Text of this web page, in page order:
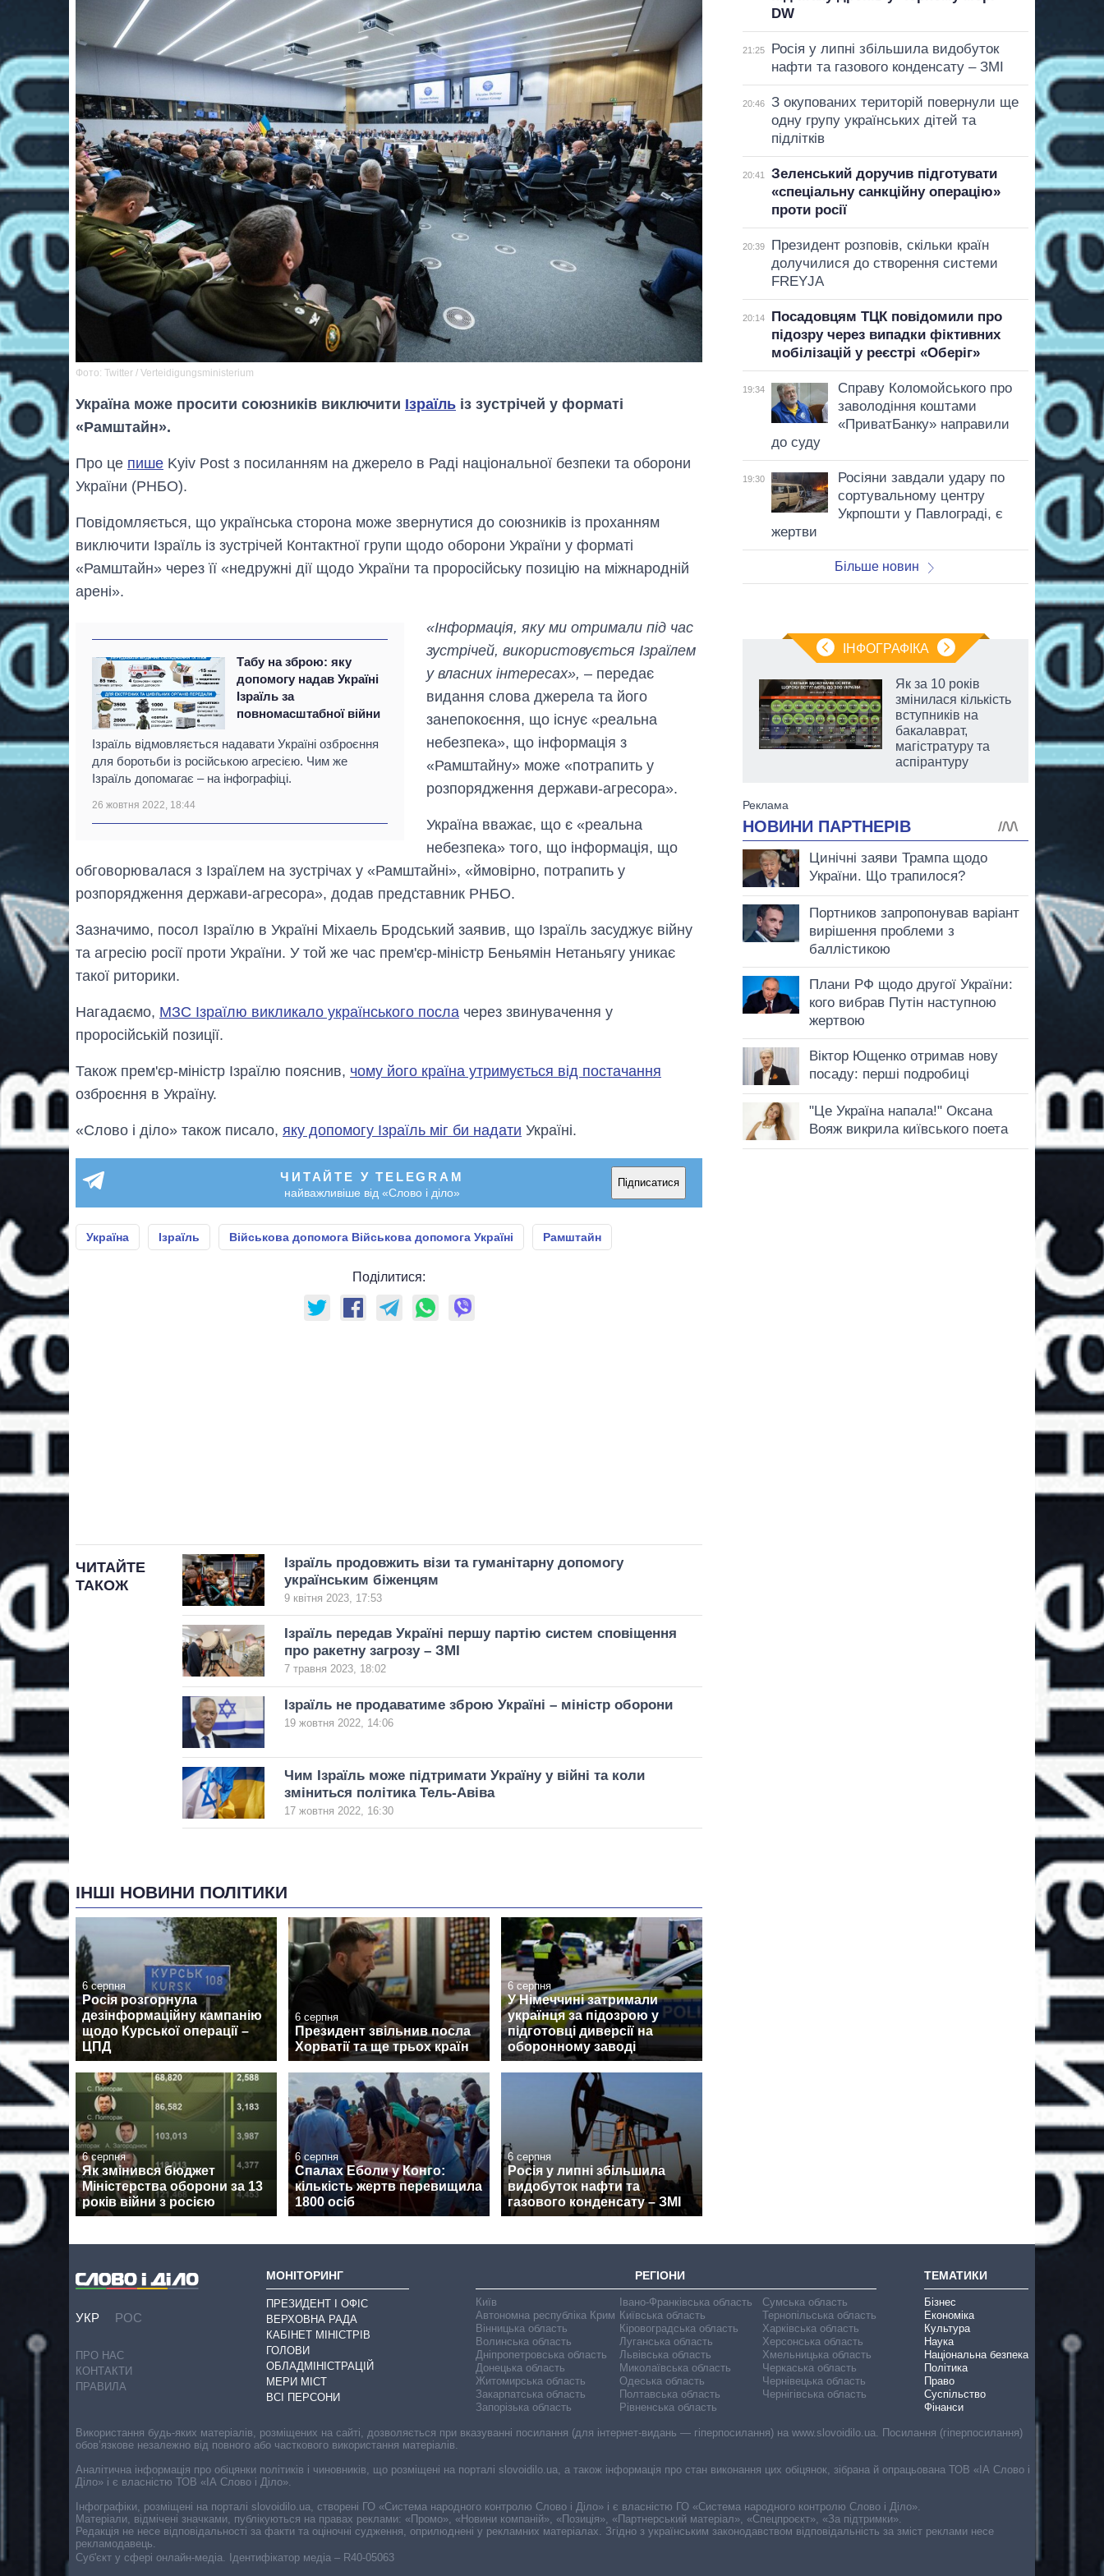
Фото: Twitter / Verteidigungsministerium
Україна може просити союзників виключити Ізраїль із зустрічей у форматі
«Рамштайн».
Про це пише Kyiv Post з посиланням на джерело в Раді національної безпеки та оборони
України (РНБО).
Повідомляється, що українська сторона може звернутися до союзників із проханням
виключити Ізраїль із зустрічей Контактної групи щодо оборони України у форматі
«Рамштайн» через її «недружні дії щодо України та проросійську позицію на міжнародній
арені».
Табу на зброю: яку
допомогу надав Україні
Ізраїль за
повномасштабної війни
Ізраїль відмовляється надавати Україні озброєння
для боротьби із російською агресією. Чим же
Ізраїль допомагає – на інфографіці.
26 жовтня 2022, 18:44
«Інформація, яку ми отримали під час
зустрічей, використовується Ізраїлем
у власних інтересах», – передає
видання слова джерела та його
занепокоєння, що існує «реальна
небезпека», що інформація з
«Рамштайну» може «потрапить у
розпорядження держави-агресора».
Україна вважає, що є «реальна
небезпека» того, що інформація, що
обговорювалася з Ізраїлем на зустрічах у «Рамштайні», «ймовірно, потрапить у
розпорядження держави-агресора», додав представник РНБО.
Зазначимо, посол Ізраїлю в Україні Міхаель Бродський заявив, що Ізраїль засуджує війну
та агресію росії проти України. У той же час прем'єр-міністр Беньямін Нетаньягу уникає
такої риторики.
Нагадаємо, МЗС Ізраїлю викликало українського посла через звинувачення у
проросійській позиції.
Також прем'єр-міністр Ізраїлю пояснив, чому його країна утримується від постачання
озброєння в Україну.
«Слово і діло» також писало, яку допомогу Ізраїль міг би надати Україні.
ЧИТАЙТЕ У TELEGRAM
найважливіше від «Слово і діло»
Підписатися
Україна Ізраїль Військова допомога Військова допомога Україні Рамштайн
Поділитися:
ЧИТАЙТЕ
ТАКОЖ
Ізраїль продовжить візи та гуманітарну допомогу
українським біженцям
9 квітня 2023, 17:53
Ізраїль передав Україні першу партію систем сповіщення
про ракетну загрозу – ЗМІ
7 травня 2023, 18:02
Ізраїль не продаватиме зброю Україні – міністр оборони
19 жовтня 2022, 14:06
Чим Ізраїль може підтримати Україну у війні та коли
зміниться політика Тель-Авіва
17 жовтня 2022, 16:30
ІНШІ НОВИНИ ПОЛІТИКИ
6 серпня
Росія розгорнула
дезінформаційну кампанію
щодо Курської операції –
ЦПД
6 серпня
Президент звільнив посла
Хорватії та ще трьох країн
6 серпня
У Німеччині затримали
українця за підозрою у
підготовці диверсії на
оборонному заводі
6 серпня
Як змінився бюджет
Міністерства оборони за 13
років війни з росією
6 серпня
Спалах Еболи у Конго:
кількість жертв перевищила
1800 осіб
6 серпня
Росія у липні збільшила
видобуток нафти та
газового конденсату – ЗМІ
DW
21:25
Росія у липні збільшила видобуток
нафти та газового конденсату – ЗМІ
20:46
З окупованих територій повернули ще
одну групу українських дітей та
підлітків
20:41
Зеленський доручив підготувати
«спеціальну санкційну операцію»
проти росії
20:39
Президент розповів, скільки країн
долучилися до створення системи
FREYJA
20:14
Посадовцям ТЦК повідомили про
підозру через випадки фіктивних
мобілізацій у реєстрі «Оберіг»
19:34
Справу Коломойського про
заволодіння коштами
«ПриватБанку» направили
до суду
19:30
Росіяни завдали удару по
сортувальному центру
Укрпошти у Павлограді, є
жертви
Більше новин
ІНФОГРАФІКА
Скільки картоплі
вирощували в
Україні до і під час
Як за 10 років
змінилася кількість
вступників на
бакалаврат,
магістратуру та
аспірантуру
УКР РОС
ПРО НАС
КОНТАКТИ
ПРАВИЛА
МОНІТОРИНГ
ПРЕЗИДЕНТ І ОФІС
ВЕРХОВНА РАДА
КАБІНЕТ МІНІСТРІВ
ГОЛОВИ
ОБЛАДМІНІСТРАЦІЙ
МЕРИ МІСТ
ВСІ ПЕРСОНИ
РЕГІОНИ
Київ
Автономна республіка Крим
Вінницька область
Волинська область
Дніпропетровська область
Донецька область
Житомирська область
Закарпатська область
Запорізька область
Івано-Франківська область
Київська область
Кіровоградська область
Луганська область
Львівська область
Миколаївська область
Одеська область
Полтавська область
Рівненська область
Сумська область
Тернопільська область
Харківська область
Херсонська область
Хмельницька область
Черкаська область
Чернівецька область
Чернігівська область
ТЕМАТИКИ
Бізнес
Економіка
Культура
Наука
Національна безпека
Політика
Право
Суспільство
Фінанси
Cуб'єкт у сфері онлайн-медіа. Ідентифікатор медіа – R40-05063
Використання будь-яких матеріалів, розміщених на сайті, дозволяється при вказуванні посилання (для інтернет-видань — гіперпосилання) на www.slovoidilo.ua. Посилання (гіперпосилання)
обов’язкове незалежно від повного або часткового використання матеріалів.
Аналітична інформація про обіцянки політиків і чиновників, що розміщені на порталі slovoidilo.ua, а також інформація про стан виконання цих обіцянок, зібрана й опрацьована ТОВ «ІА Слово і
Діло» і є власністю ТОВ «ІА Слово і Діло».
Інфографіки, розміщені на порталі slovoidilo.ua, створені ГО «Система народного контролю Слово і Діло» і є власністю ГО «Система народного контролю Слово і Діло».
Матеріали, відмічені значками, публікуються на правах реклами: «Промо», «Новини компаній», «Позиція», «Партнерський матеріал», «Спецпроєкт», «За підтримки».
Редакція не несе відповідальності за факти та оціночні судження, оприлюднені у рекламних матеріалах. Згідно з українським законодавством відповідальність за зміст реклами несе
рекламодавець.